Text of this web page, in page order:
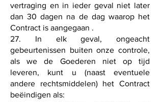
vertraging en in ieder geval niet later
dan 30 dagen na de dag waarop het
Contract is aangegaan .
27. In elk geval, ongeacht
gebeurtenissen buiten onze controle,
als we de Goederen niet op tijd
leveren, kunt u (naast eventuele
andere rechtsmiddelen) het Contract
beëindigen als: